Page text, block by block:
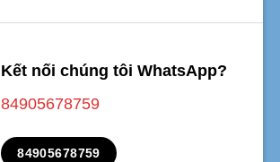
Kết nối chúng tôi WhatsApp?
84905678759
84905678759